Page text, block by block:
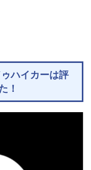
ハイカーは評
！